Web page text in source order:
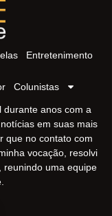
Entretenimento
Colunistas
durante anos com a
em suas mais
que no contato com
vocação, resolvi
uma equipe